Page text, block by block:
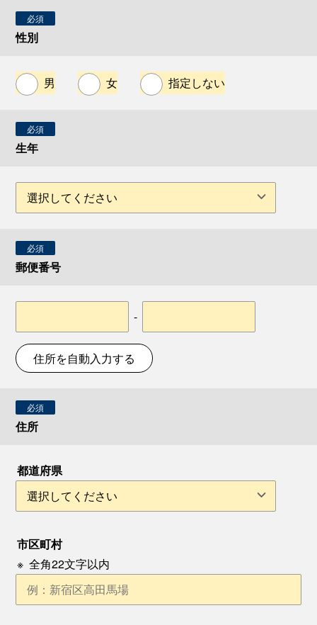
必須
性別
男 女 指定しない
必須
生年
必須
郵便番号
-
住所を自動入力する
必須
住所
都道府県
市区町村
※ 全角22文字以内